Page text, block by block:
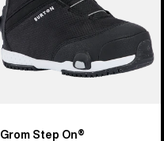
Grom Step On®